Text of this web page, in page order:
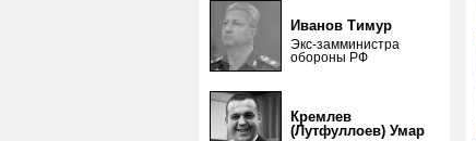
Иванов Тимур
Экс-замминистра
обороны РФ
Кремлев
(Лутфуллоев) Умар